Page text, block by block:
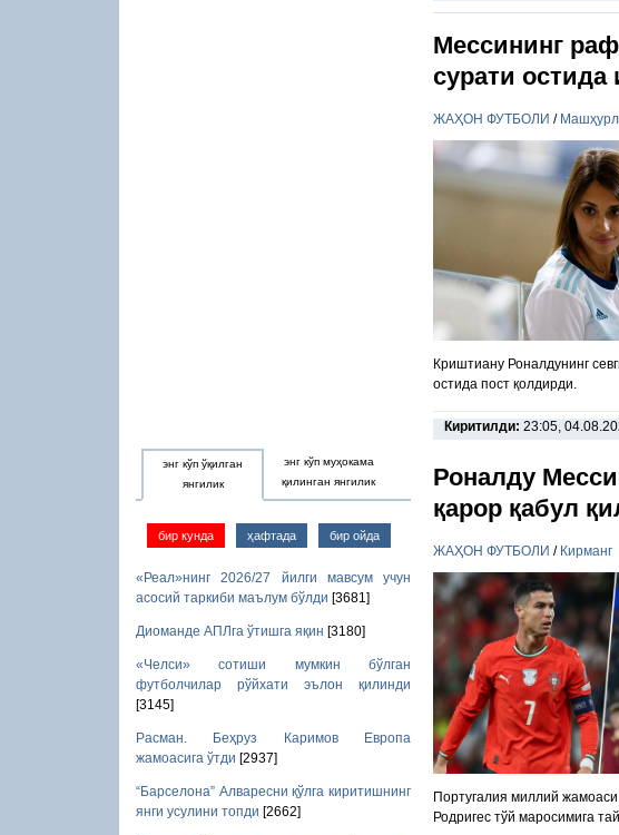
энг кўп ўқилган
янгилик
энг кўп муҳокама
қилинган янгилик
бир кунда ҳафтада бир ойда
«Реал»нинг 2026/27 йилги мавсум учун
асосий таркиби маълум бўлди [3681]
Диоманде АПЛга ўтишга яқин [3180]
«Челси» сотиши мумкин бўлган
футболчилар рўйхати эълон қилинди
[3145]
Расман. Беҳруз Каримов Европа
жамоасига ўтди [2937]
“Барселона” Алваресни қўлга киритишнинг
янги усулини топди [2662]
Мессининг
сурати остида
ЖАҲОН ФУТБОЛИ /
Криштиану Роналдунинг
остида пост қолдирди.
Киритилди: 23:05,
Роналду
қарор қабул
ЖАҲОН ФУТБОЛИ / Кирманг
Португалия миллий
Родригес тўй маросимига